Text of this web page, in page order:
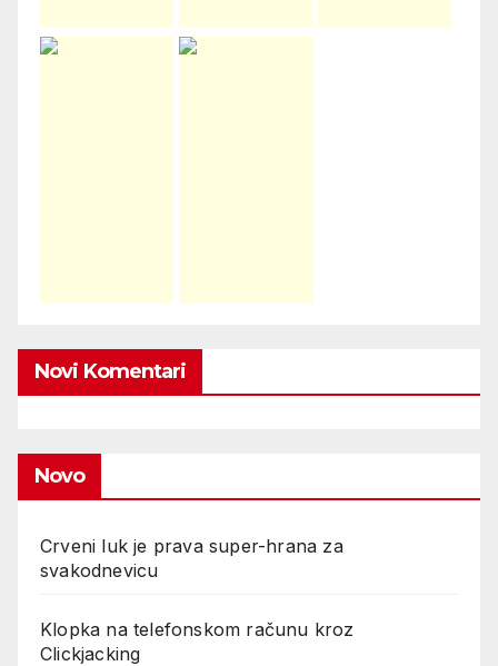
Novi Komentari
Novo
Crveni luk je prava super-hrana za
svakodnevicu
Klopka na telefonskom računu kroz
Clickjacking